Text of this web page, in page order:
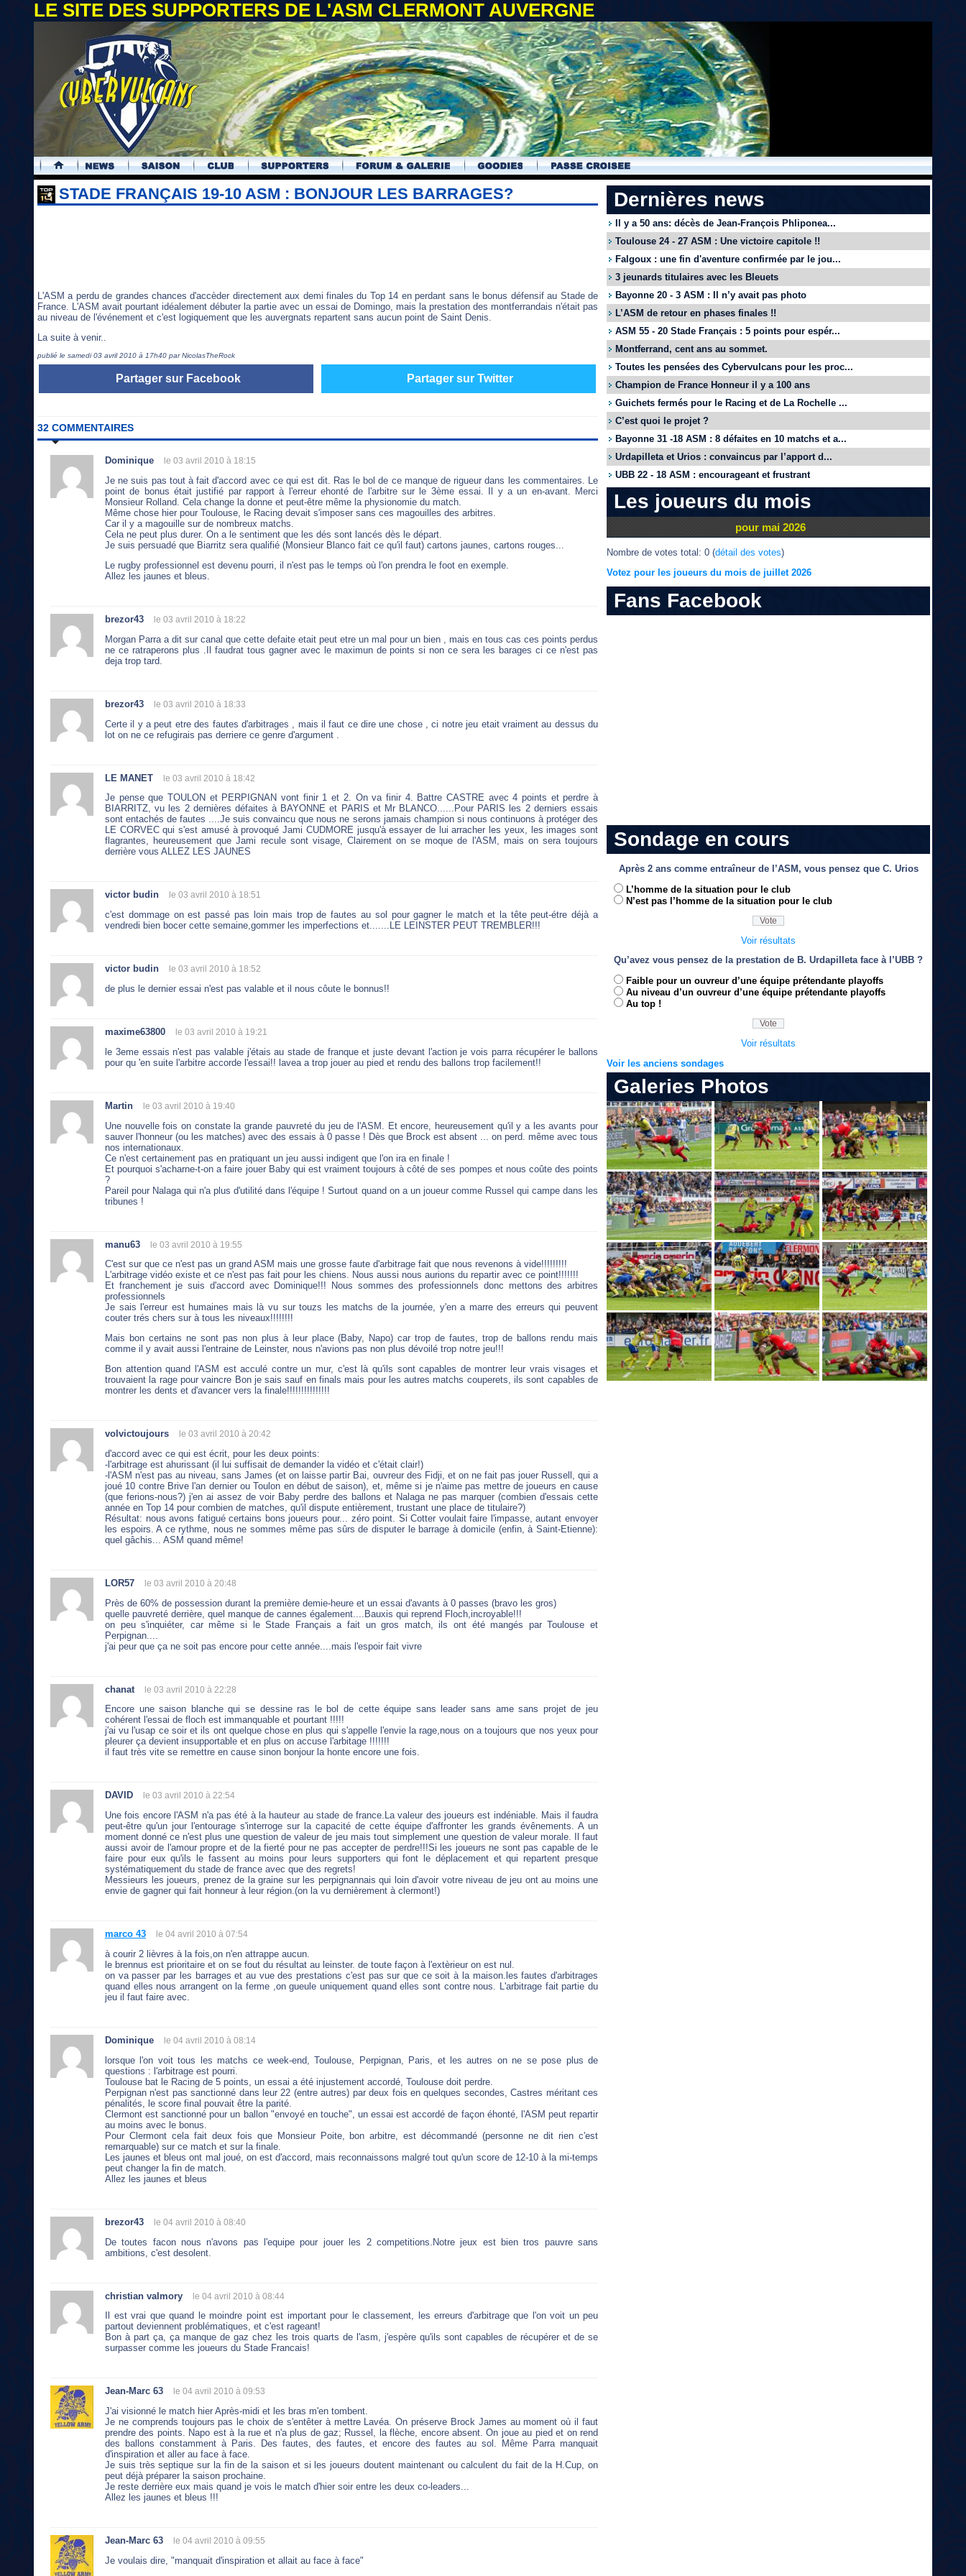
LE SITE DES SUPPORTERS DE L'ASM CLERMONT AUVERGNE
.
STADE FRANÇAIS 19-10 ASM : BONJOUR LES BARRAGES?
L'ASM a perdu de grandes chances d'accèder directement aux demi finales du Top 14 en perdant sans le bonus défensif au Stade de
France. L'ASM avait pourtant idéalement débuter la partie avec un essai de Domingo, mais la prestation des montferrandais n'était pas
au niveau de l'événement et c'est logiquement que les auvergnats repartent sans aucun point de Saint Denis.
La suite à venir..
publié le samedi 03 avril 2010 à 17h40 par NicolasTheRock
Partager sur Facebook Partager sur Twitter
32 COMMENTAIRES
Dominique le 03 avril 2010 à 18:15
Je ne suis pas tout à fait d'accord avec ce qui est dit. Ras le bol de ce manque de rigueur dans les commentaires. Le
point de bonus était justifié par rapport à l'erreur ehonté de l'arbitre sur le 3ème essai. Il y a un en-avant. Merci
Monsieur Rolland. Cela change la donne et peut-être même la physionomie du match.
Même chose hier pour Toulouse, le Racing devait s'imposer sans ces magouilles des arbitres.
Car il y a magouille sur de nombreux matchs.
Cela ne peut plus durer. On a le sentiment que les dés sont lancés dès le départ.
Je suis persuadé que Biarritz sera qualifié (Monsieur Blanco fait ce qu'il faut) cartons jaunes, cartons rouges...
Le rugby professionnel est devenu pourri, il n'est pas le temps où l'on prendra le foot en exemple.
Allez les jaunes et bleus.
brezor43 le 03 avril 2010 à 18:22
Morgan Parra a dit sur canal que cette defaite etait peut etre un mal pour un bien , mais en tous cas ces points perdus
ne ce ratraperons plus .Il faudrat tous gagner avec le maximun de points si non ce sera les barages ci ce n'est pas
deja trop tard.
brezor43 le 03 avril 2010 à 18:33
Certe il y a peut etre des fautes d'arbitrages , mais il faut ce dire une chose , ci notre jeu etait vraiment au dessus du
lot on ne ce refugirais pas derriere ce genre d'argument .
LE MANET le 03 avril 2010 à 18:42
Je pense que TOULON et PERPIGNAN vont finir 1 et 2. On va finir 4. Battre CASTRE avec 4 points et perdre à
BIARRITZ, vu les 2 dernières défaites à BAYONNE et PARIS et Mr BLANCO......Pour PARIS les 2 derniers essais
sont entachés de fautes ....Je suis convaincu que nous ne serons jamais champion si nous continuons à protéger des
LE CORVEC qui s'est amusé à provoqué Jami CUDMORE jusqu'à essayer de lui arracher les yeux, les images sont
flagrantes, heureusement que Jami recule sont visage, Clairement on se moque de l'ASM, mais on sera toujours
derrière vous ALLEZ LES JAUNES
victor budin le 03 avril 2010 à 18:51
c'est dommage on est passé pas loin mais trop de fautes au sol pour gagner le match et la tête peut-étre déjà a
vendredi bien bocer cette semaine,gommer les imperfections et.......LE LEINSTER PEUT TREMBLER!!!
victor budin le 03 avril 2010 à 18:52
de plus le dernier essai n'est pas valable et il nous côute le bonnus!!
maxime63800 le 03 avril 2010 à 19:21
le 3eme essais n'est pas valable j'étais au stade de franque et juste devant l'action je vois parra récupérer le ballons
pour qu 'en suite l'arbitre accorde l'essai!! lavea a trop jouer au pied et rendu des ballons trop facilement!!
Martin le 03 avril 2010 à 19:40
Une nouvelle fois on constate la grande pauvreté du jeu de l'ASM. Et encore, heureusement qu'il y a les avants pour
sauver l'honneur (ou les matches) avec des essais à 0 passe ! Dès que Brock est absent ... on perd. même avec tous
nos internationaux.
Ce n'est certainement pas en pratiquant un jeu aussi indigent que l'on ira en finale !
Et pourquoi s'acharne-t-on a faire jouer Baby qui est vraiment toujours à côté de ses pompes et nous coûte des points
?
Pareil pour Nalaga qui n'a plus d'utilité dans l'équipe ! Surtout quand on a un joueur comme Russel qui campe dans les
tribunes !
manu63 le 03 avril 2010 à 19:55
C'est sur que ce n'est pas un grand ASM mais une grosse faute d'arbitrage fait que nous revenons à vide!!!!!!!!!
L'arbitrage vidéo existe et ce n'est pas fait pour les chiens. Nous aussi nous aurions du repartir avec ce point!!!!!!!
Et franchement je suis d'accord avec Dominique!!! Nous sommes des professionnels donc mettons des arbitres
professionnels
Je sais l'erreur est humaines mais là vu sur touzs les matchs de la journée, y'en a marre des erreurs qui peuvent
couter trés chers sur à tous les niveaux!!!!!!!!
Mais bon certains ne sont pas non plus à leur place (Baby, Napo) car trop de fautes, trop de ballons rendu mais
comme il y avait aussi l'entraine de Leinster, nous n'avions pas non plus dévoilé trop notre jeu!!!
Bon attention quand l'ASM est acculé contre un mur, c'est là qu'ils sont capables de montrer leur vrais visages et
trouvaient la rage pour vaincre Bon je sais sauf en finals mais pour les autres matchs couperets, ils sont capables de
montrer les dents et d'avancer vers la finale!!!!!!!!!!!!!!!
volvictoujours le 03 avril 2010 à 20:42
d'accord avec ce qui est écrit, pour les deux points:
-l'arbitrage est ahurissant (il lui suffisait de demander la vidéo et c'était clair!)
-l'ASM n'est pas au niveau, sans James (et on laisse partir Bai, ouvreur des Fidji, et on ne fait pas jouer Russell, qui a
joué 10 contre Brive l'an dernier ou Toulon en début de saison), et, même si je n'aime pas mettre de joueurs en cause
(que ferions-nous?) j'en ai assez de voir Baby perdre des ballons et Nalaga ne pas marquer (combien d'essais cette
année en Top 14 pour combien de matches, qu'il dispute entièrement, trustant une place de titulaire?)
Résultat: nous avons fatigué certains bons joueurs pour... zéro point. Si Cotter voulait faire l'impasse, autant envoyer
les espoirs. A ce rythme, nous ne sommes même pas sûrs de disputer le barrage à domicile (enfin, à Saint-Etienne):
quel gâchis... ASM quand même!
LOR57 le 03 avril 2010 à 20:48
Près de 60% de possession durant la première demie-heure et un essai d'avants à 0 passes (bravo les gros)
quelle pauvreté derrière, quel manque de cannes également....Bauxis qui reprend Floch,incroyable!!!
on peu s'inquiéter, car même si le Stade Français a fait un gros match, ils ont été mangés par Toulouse et
Perpignan....
j'ai peur que ça ne soit pas encore pour cette année....mais l'espoir fait vivre
chanat le 03 avril 2010 à 22:28
Encore une saison blanche qui se dessine ras le bol de cette équipe sans leader sans ame sans projet de jeu
cohérent l'essai de floch est immanquable et pourtant !!!!!
j'ai vu l'usap ce soir et ils ont quelque chose en plus qui s'appelle l'envie la rage,nous on a toujours que nos yeux pour
pleurer ça devient insupportable et en plus on accuse l'arbitage !!!!!!!
il faut très vite se remettre en cause sinon bonjour la honte encore une fois.
DAVID le 03 avril 2010 à 22:54
Une fois encore l'ASM n'a pas été à la hauteur au stade de france.La valeur des joueurs est indéniable. Mais il faudra
peut-être qu'un jour l'entourage s'interroge sur la capacité de cette équipe d'affronter les grands évênements. A un
moment donné ce n'est plus une question de valeur de jeu mais tout simplement une question de valeur morale. Il faut
aussi avoir de l'amour propre et de la fierté pour ne pas accepter de perdre!!!Si les joueurs ne sont pas capable de le
faire pour eux qu'ils le fassent au moins pour leurs supporters qui font le déplacement et qui repartent presque
systématiquement du stade de france avec que des regrets!
Messieurs les joueurs, prenez de la graine sur les perpignannais qui loin d'avoir votre niveau de jeu ont au moins une
envie de gagner qui fait honneur à leur région.(on la vu dernièrement à clermont!)
marco 43 le 04 avril 2010 à 07:54
à courir 2 lièvres à la fois,on n'en attrappe aucun.
le brennus est prioritaire et on se fout du résultat au leinster. de toute façon à l'extèrieur on est nul.
on va passer par les barrages et au vue des prestations c'est pas sur que ce soit à la maison.les fautes d'arbitrages
quand elles nous arrangent on la ferme ,on gueule uniquement quand elles sont contre nous. L'arbitrage fait partie du
jeu il faut faire avec.
Dominique le 04 avril 2010 à 08:14
lorsque l'on voit tous les matchs ce week-end, Toulouse, Perpignan, Paris, et les autres on ne se pose plus de
questions : l'arbitrage est pourri.
Toulouse bat le Racing de 5 points, un essai a été injustement accordé, Toulouse doit perdre.
Perpignan n'est pas sanctionné dans leur 22 (entre autres) par deux fois en quelques secondes, Castres méritant ces
pénalités, le score final pouvait être la parité.
Clermont est sanctionné pour un ballon "envoyé en touche", un essai est accordé de façon éhonté, l'ASM peut repartir
au moins avec le bonus.
Pour Clermont cela fait deux fois que Monsieur Poite, bon arbitre, est décommandé (personne ne dit rien c'est
remarquable) sur ce match et sur la finale.
Les jaunes et bleus ont mal joué, on est d'accord, mais reconnaissons malgré tout qu'un score de 12-10 à la mi-temps
peut changer la fin de match.
Allez les jaunes et bleus
brezor43 le 04 avril 2010 à 08:40
De toutes facon nous n'avons pas l'equipe pour jouer les 2 competitions.Notre jeux est bien tros pauvre sans
ambitions, c'est desolent.
christian valmory le 04 avril 2010 à 08:44
Il est vrai que quand le moindre point est important pour le classement, les erreurs d'arbitrage que l'on voit un peu
partout deviennent problématiques, et c'est rageant!
Bon à part ça, ça manque de gaz chez les trois quarts de l'asm, j'espère qu'ils sont capables de récupérer et de se
surpasser comme les joueurs du Stade Francais!
Jean-Marc 63 le 04 avril 2010 à 09:53
J'ai visionné le match hier Après-midi et les bras m'en tombent.
Je ne comprends toujours pas le choix de s'entêter à mettre Lavéa. On préserve Brock James au moment où il faut
prendre des points. Napo est à la rue et n'a plus de gaz; Russel, la flèche, encore absent. On joue au pied et on rend
des ballons constamment à Paris. Des fautes, des fautes, et encore des fautes au sol. Même Parra manquait
d'inspiration et aller au face à face.
Je suis très septique sur la fin de la saison et si les joueurs doutent maintenant ou calculent du fait de la H.Cup, on
peut déjà préparer la saison prochaine.
Je reste derrière eux mais quand je vois le match d'hier soir entre les deux co-leaders...
Allez les jaunes et bleus !!!
Jean-Marc 63 le 04 avril 2010 à 09:55
Je voulais dire, "manquait d'inspiration et allait au face à face"
Dernières news
Il y a 50 ans: décès de Jean-François Phliponea...
Toulouse 24 - 27 ASM : Une victoire capitole !!
Falgoux : une fin d'aventure confirmée par le jou...
3 jeunards titulaires avec les Bleuets
Bayonne 20 - 3 ASM : Il n’y avait pas photo
L’ASM de retour en phases finales !!
ASM 55 - 20 Stade Français : 5 points pour espér...
Montferrand, cent ans au sommet.
Toutes les pensées des Cybervulcans pour les proc...
Champion de France Honneur il y a 100 ans
Guichets fermés pour le Racing et de La Rochelle ...
C’est quoi le projet ?
Bayonne 31 -18 ASM : 8 défaites en 10 matchs et a...
Urdapilleta et Urios : convaincus par l’apport d...
UBB 22 - 18 ASM : encourageant et frustrant
Les joueurs du mois
pour mai 2026
Nombre de votes total: 0 (détail des votes)
Votez pour les joueurs du mois de juillet 2026
Fans Facebook
Sondage en cours
Après 2 ans comme entraîneur de l’ASM, vous pensez que C. Urios
L’homme de la situation pour le club
N’est pas l’homme de la situation pour le club
Voir résultats
Qu’avez vous pensez de la prestation de B. Urdapilleta face à l’UBB ?
Faible pour un ouvreur d’une équipe prétendante playoffs
Au niveau d’un ouvreur d’une équipe prétendante playoffs
Au top !
Voir résultats
Voir les anciens sondages
Galeries Photos